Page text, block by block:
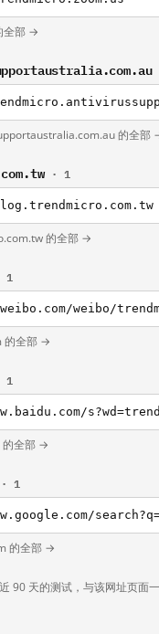
全部 →
的全部
· 1
的全部 →
1
weibo/
的全部 →
1
的全部 →
· 1
的全部 →
90 天的测试，与该网址页面一